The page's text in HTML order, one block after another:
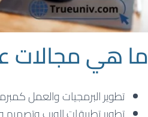
ما هي مجالات
تطوير البرمجيات والعمل